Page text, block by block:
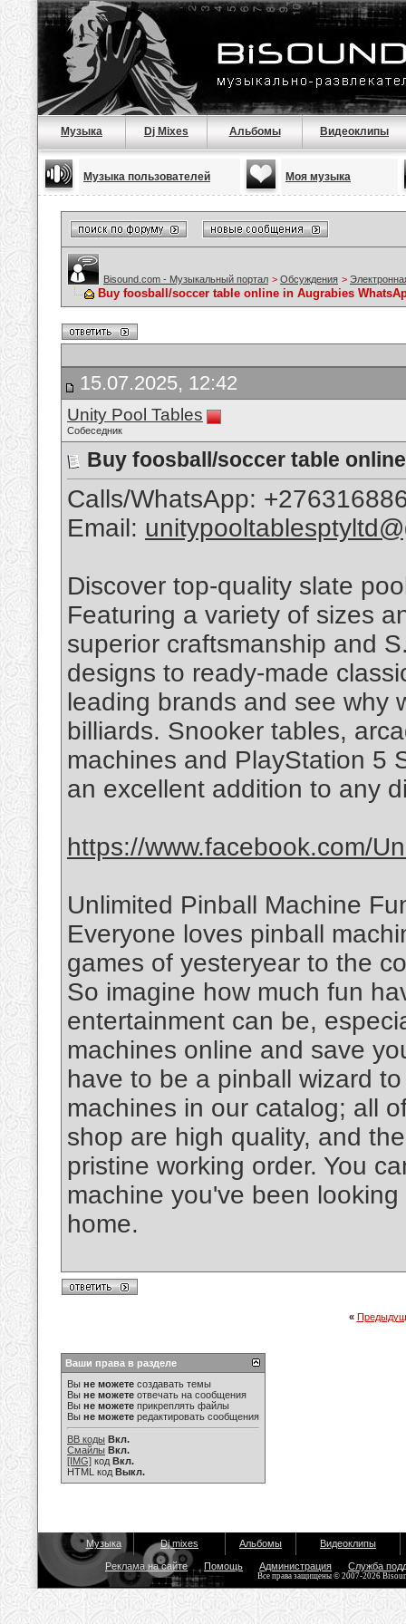
Музыка Dj Mixes Альбомы Видеоклипы
Музыка пользователей Моя музыка
Bisound.com - Музыкальный портал > Обсуждения >
Buy foosball/soccer table online in Augrabies
15.07.2025, 12:42
Unity Pool Tables
Собеседник
Buy foosball/soccer table
Calls/WhatsApp:
Email:
Discover top-quality slate
Featuring a variety of sizes
superior craftsmanship and
designs to ready-made
leading brands and see why
billiards. Snooker tables,
machines and PlayStation 5
an excellent addition to any
https://www.facebook.com/
Unlimited Pinball Machine
Everyone loves pinball
games of yesteryear to the
So imagine how much fun
entertainment can be,
machines online and save
have to be a pinball wizard
machines in our catalog; all
shop are high quality, and
pristine working order. You
machine you've been
home.
«
Ваши права в разделе
Вы не можете создавать темы
Вы не можете отвечать на сообщения
Вы не можете прикреплять файлы
Вы не можете редактировать сообщения
BB коды Вкл.
Смайлы Вкл.
[IMG] код Вкл.
HTML код Выкл.
Музыка Dj mixes Альбомы Видеоклипы
Реклама на сайте Помощь Администрация Служба
Все права защищены © 2007-2026